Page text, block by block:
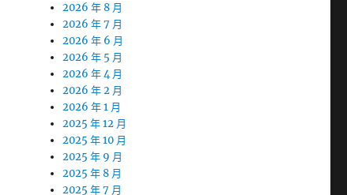
2026 年 8 月
2026 年 7 月
2026 年 6 月
2026 年 5 月
2026 年 4 月
2026 年 2 月
2026 年 1 月
2025 年 12 月
2025 年 10 月
2025 年 9 月
2025 年 8 月
2025 年 7 月